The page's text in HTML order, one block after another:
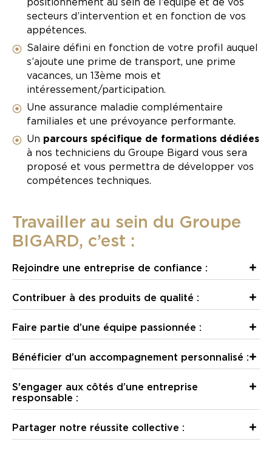
positionnement au sein de l’équipe et de vos
secteurs d’intervention et en fonction de vos
appétences.
Salaire défini en fonction de votre profil auquel
s’ajoute une prime de transport, une prime
vacances, un 13ème mois et
intéressement/participation.
Une assurance maladie complémentaire
familiales et une prévoyance performante.
Un parcours spécifique de formations dédiées
à nos techniciens du Groupe Bigard vous sera
proposé et vous permettra de développer vos
compétences techniques.
Travailler au sein du Groupe
BIGARD, c’est :
Rejoindre une entreprise de confiance :
Contribuer à des produits de qualité :
Faire partie d’une équipe passionnée :
Bénéficier d’un accompagnement personnalisé :
S'engager aux côtés d’une entreprise
responsable :
Partager notre réussite collective :